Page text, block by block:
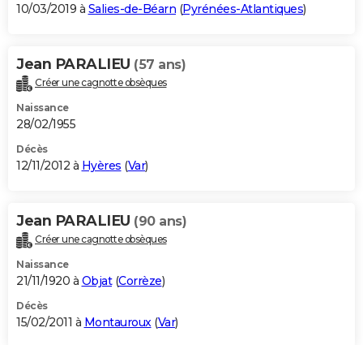
10/03/2019 à Salies-de-Béarn (Pyrénées-Atlantiques)
Jean PARALIEU (57 ans)
Créer une cagnotte obsèques
Naissance
28/02/1955
Décès
12/11/2012 à Hyères (Var)
Jean PARALIEU (90 ans)
Créer une cagnotte obsèques
Naissance
21/11/1920 à Objat(Corrèze)
Décès
15/02/2011 à Montauroux(Var)